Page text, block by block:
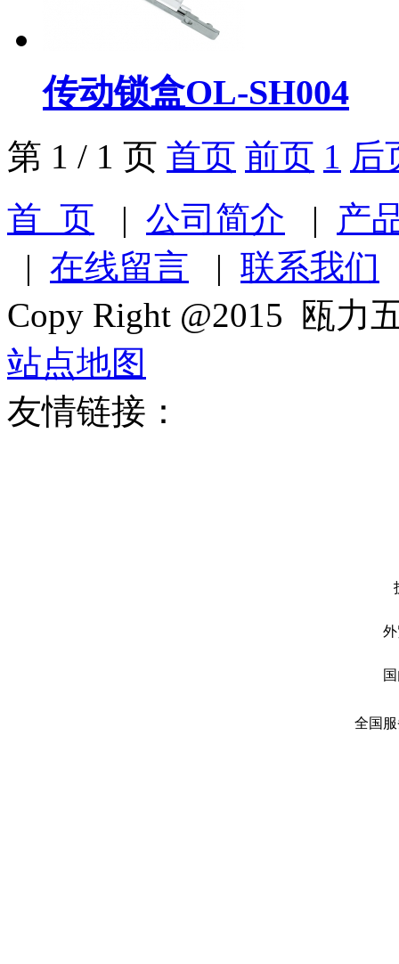
传动锁盒OL-SH004
第 1 / 1 页 首页 前页 1 后
首 页 | 公司简介 | 产
| 在线留言 | 联系我们
Copy Right @2015 瓯力
站点地图
友情链接：
全国